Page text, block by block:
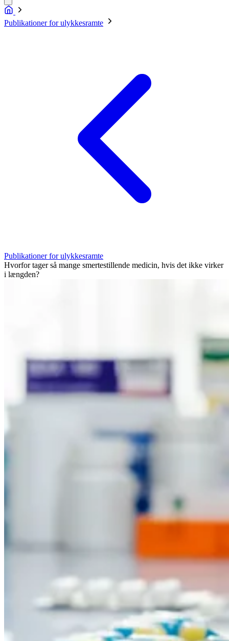
Publikationer for ulykkesramte
Publikationer for ulykkesramte
Hvorfor tager så mange smertestillende medicin, hvis det ikke virker
i længden?